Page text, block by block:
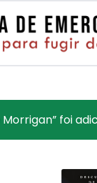
Morrigan” foi